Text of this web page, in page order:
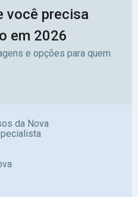
você precisa
em 2026
e opções para quem
da Nova